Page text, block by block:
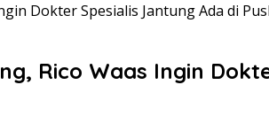
Dokter Spesialis Jantung Ada di
Rico Waas Ingin